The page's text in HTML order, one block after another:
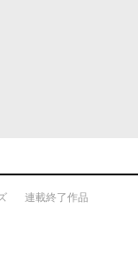
連載終了作品